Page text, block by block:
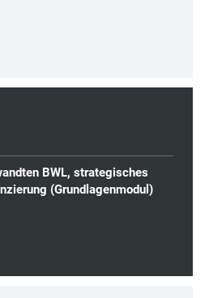
BWL, strategisches
(Grundlagenmodul)